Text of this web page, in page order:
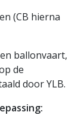
(CB hierna
ballonvaart,
de
door YLB.